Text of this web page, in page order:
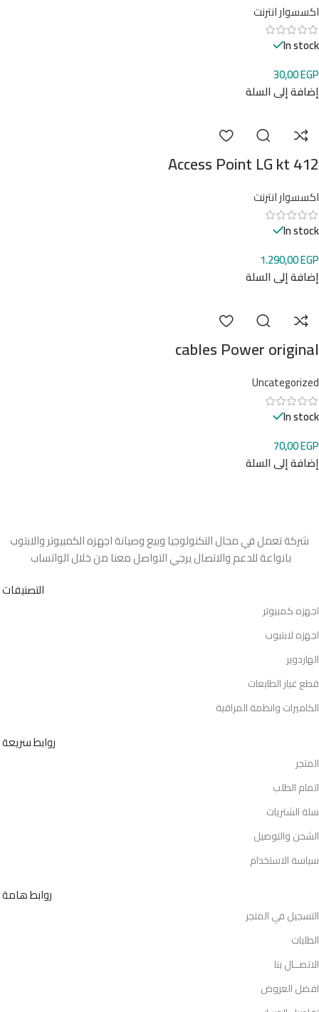
اكسسوار انترنت
In stock
30,00EGP
إضافة إلى السلة
Access Point LG kt 412
اكسسوار انترنت
In stock
1.290,00EGP
إضافة إلى السلة
cables Power original
Uncategorized
In stock
70,00EGP
إضافة إلى السلة
شركة تعمل في مجال التكنولوجيا وبيع وصيانة اجهزه الكمبيوتر والابتوب
بانواعة للدعم والاتصال يرجي التواصل معنا من خلال الواتساب
التصنيفات
اجهزه كمبيوتر
اجهزه لابتبوب
الهاردوير
قطع غيار الطابعات
الكاميرات وانظمة المراقبة
روابط سريعة
المتجر
اتمام الطلب
سلة الشتريات
الشحن والتوصيل
سياسة الاستخدام
روابط هامة
التسجيل في المتجر
الطلبات
الاتصــال بنا
افضل العروض